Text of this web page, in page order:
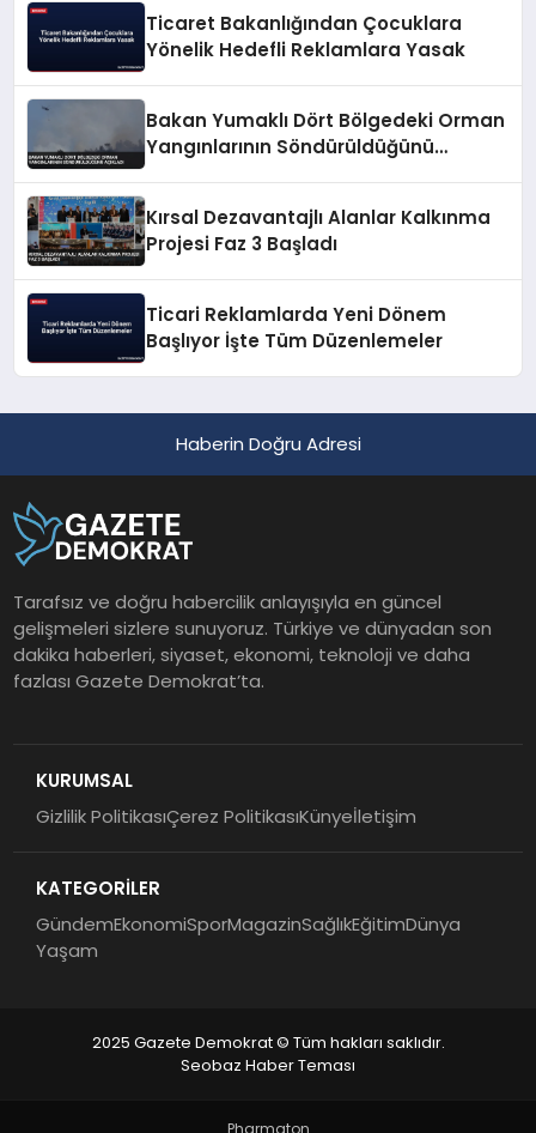
Ticaret Bakanlığından Çocuklara
Yönelik Hedefli Reklamlara Yasak
Bakan Yumaklı Dört Bölgedeki Orman
Yangınlarının Söndürüldüğünü
Kırsal Dezavantajlı Alanlar Kalkınma
Projesi Faz 3 Başladı
Ticari Reklamlarda Yeni Dönem
Başlıyor İşte Tüm Düzenlemeler
Haberin Doğru Adresi
Tarafsız ve doğru habercilik anlayışıyla en güncel
gelişmeleri sizlere sunuyoruz. Türkiye ve dünyadan son
dakika haberleri, siyaset, ekonomi, teknoloji ve daha
fazlası Gazete Demokrat’ta.
KURUMSAL
Gizlilik PolitikasıÇerez PolitikasıKünyeİletişim
KATEGORİLER
GündemEkonomiSporMagazinSağlıkEğitimDünya
Yaşam
2025 Gazete Demokrat © Tüm hakları saklıdır.
Seobaz Haber Teması
Pharmaton